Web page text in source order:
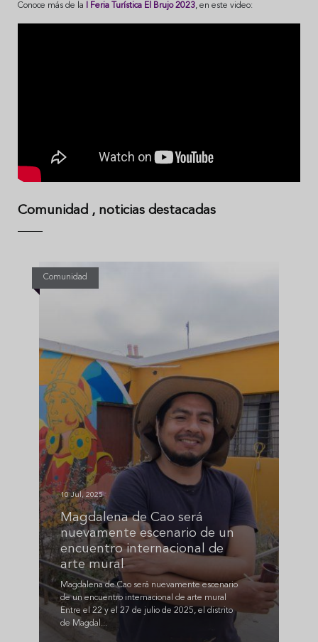
Conoce más de la I Feria Turística El Brujo 2023, en este video:
Comunidad , noticias destacadas
Comunidad
10 Jul, 2025
Magdalena de Cao será
nuevamente escenario de un
encuentro internacional de
arte mural
Magdalena de Cao será nuevamente escenario
de un encuentro internacional de arte mural
Entre el 22 y el 27 de julio de 2025, el distrito
de Magdal...